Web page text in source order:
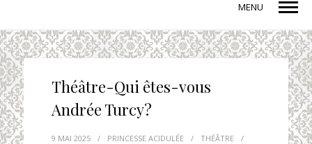
MENU
Théâtre-Qui êtes-vous
Andrée Turcy?
9 MAI 2025 / PRINCESSE ACIDULÉE / THÉÂTRE
/